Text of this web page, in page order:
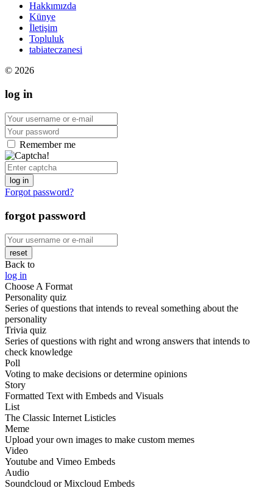
Hakkımızda
Künye
İletişim
Topluluk
tabiateczanesi
© 2026
log in
Remember me
log in
Forgot password?
forgot password
reset
Back to
log in
Choose A Format
Personality quiz
Series of questions that intends to reveal something about the
personality
Trivia quiz
Series of questions with right and wrong answers that intends to
check knowledge
Poll
Voting to make decisions or determine opinions
Story
Formatted Text with Embeds and Visuals
List
The Classic Internet Listicles
Meme
Upload your own images to make custom memes
Video
Youtube and Vimeo Embeds
Audio
Soundcloud or Mixcloud Embeds